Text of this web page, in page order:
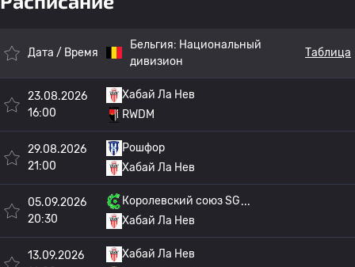
Дата / Время
Бельгия: Национальный
дивизион
Таблица
23.08.2026
16:00
Хабай Ла Нев
RWDM
29.08.2026
21:00
Рошфор
Хабай Ла Нев
05.09.2026
20:30
Королевский союз SG
Хабай Ла Нев
13.09.2026
Хабай Ла Нев